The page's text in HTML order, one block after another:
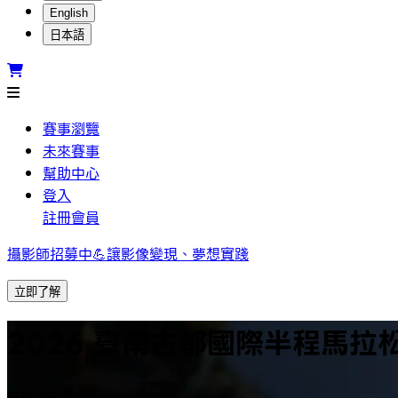
English
日本語
賽事瀏覽
未來賽事
幫助中心
登入
註冊會員
攝影師招募中💪讓影像變現、夢想實踐
立即了解
2026 臺南古都國際半程馬拉